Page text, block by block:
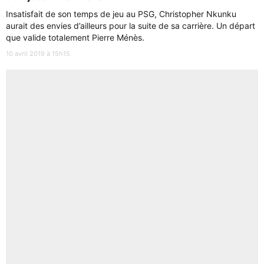
Insatisfait de son temps de jeu au PSG, Christopher Nkunku
aurait des envies d’ailleurs pour la suite de sa carrière. Un départ
que valide totalement Pierre Ménès.
10 avril 2019 à 15h15